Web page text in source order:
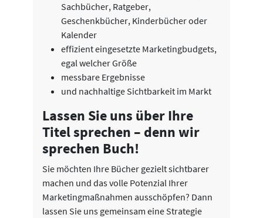
Sachbücher, Ratgeber,
Geschenkbücher, Kinderbücher oder
Kalender
effizient eingesetzte Marketingbudgets,
egal welcher Größe
messbare Ergebnisse
und nachhaltige Sichtbarkeit im Markt
Lassen Sie uns über Ihre
Titel sprechen – denn wir
sprechen Buch!
Sie möchten Ihre Bücher gezielt sichtbarer
machen und das volle Potenzial Ihrer
Marketingmaßnahmen ausschöpfen? Dann
lassen Sie uns gemeinsam eine Strategie